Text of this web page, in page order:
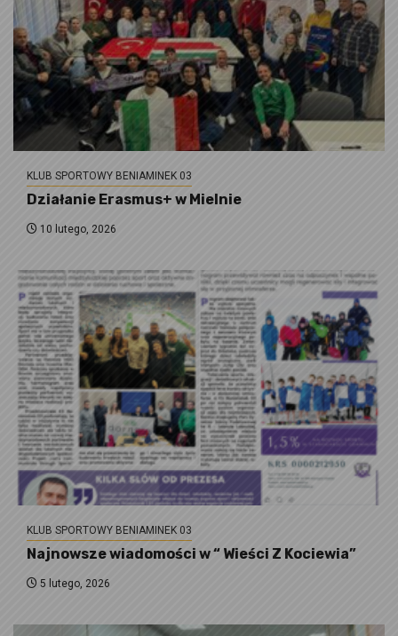
KLUB SPORTOWY BENIAMINEK 03
Działanie Erasmus+ w Mielnie
10 lutego, 2026
KLUB SPORTOWY BENIAMINEK 03
Najnowsze wiadomości w “ Wieści Z Kociewia”
5 lutego, 2026